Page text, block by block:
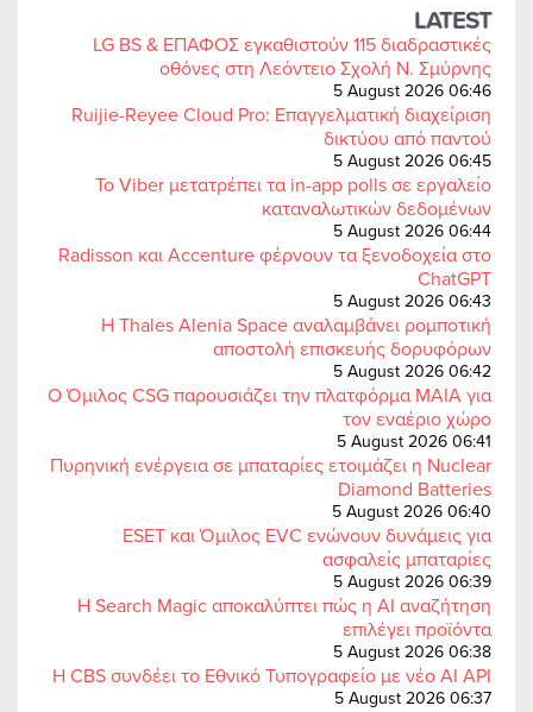
LATEST
LG BS & ΕΠΑΦΟΣ εγκαθιστούν 115 διαδραστικές
οθόνες στη Λεόντειο Σχολή Ν. Σμύρνης
5 August 2026 06:46
Ruijie-Reyee Cloud Pro: Επαγγελματική διαχείριση
δικτύου από παντού
5 August 2026 06:45
Το Viber μετατρέπει τα in-app polls σε εργαλείο
καταναλωτικών δεδομένων
5 August 2026 06:44
Radisson και Accenture φέρνουν τα ξενοδοχεία στο
ChatGPT
5 August 2026 06:43
Η Thales Alenia Space αναλαμβάνει ρομποτική
αποστολή επισκευής δορυφόρων
5 August 2026 06:42
Ο Όμιλος CSG παρουσιάζει την πλατφόρμα MAIA για
τον εναέριο χώρο
5 August 2026 06:41
Πυρηνική ενέργεια σε μπαταρίες ετοιμάζει η Nuclear
Diamond Batteries
5 August 2026 06:40
ESET και Όμιλος EVC ενώνουν δυνάμεις για
ασφαλείς μπαταρίες
5 August 2026 06:39
Η Search Magic αποκαλύπτει πώς η AI αναζήτηση
επιλέγει προϊόντα
5 August 2026 06:38
Η CBS συνδέει το Εθνικό Τυπογραφείο με νέο AI API
5 August 2026 06:37